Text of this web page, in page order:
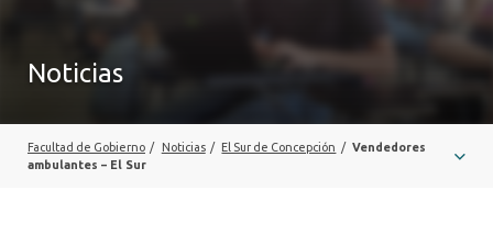
EXTENSIÓN
Noticias
Facultad de Gobierno / Noticias / El Sur de Concepción / Vendedores
ambulantes – El Sur